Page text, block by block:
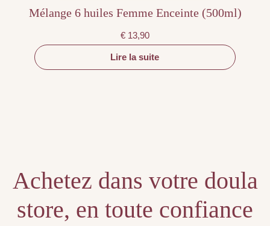
Mélange 6 huiles Femme Enceinte (500ml)
€ 13,90
Lire la suite
Achetez dans votre doula
store, en toute confiance